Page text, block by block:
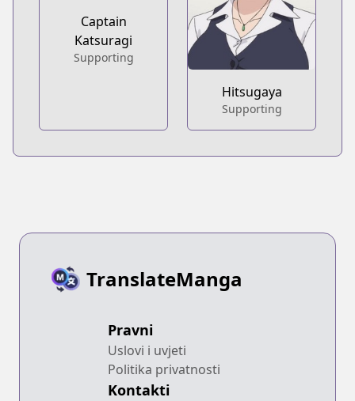
Captain
Katsuragi
Supporting
Hitsugaya
Supporting
TranslateManga
Pravni
Uslovi i uvjeti
Politika privatnosti
Kontakti